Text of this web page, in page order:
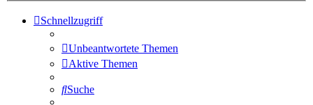
Schnellzugriff
Unbeantwortete Themen
Aktive Themen
Suche